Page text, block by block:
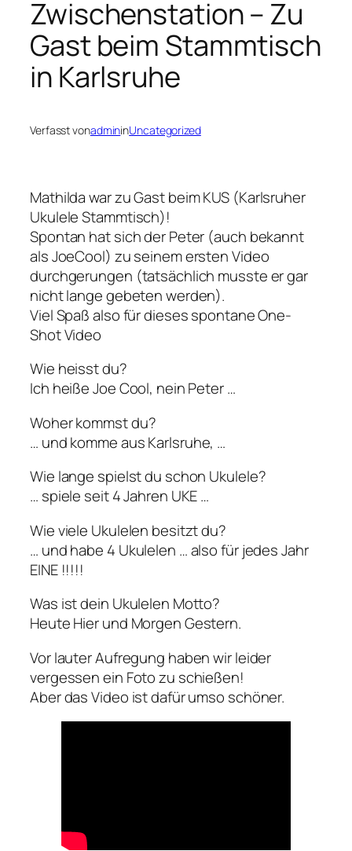
Zwischenstation – Zu
Gast beim Stammtisch
in Karlsruhe
Verfasst vonadmininUncategorized
Mathilda war zu Gast beim KUS (Karlsruher
Ukulele Stammtisch)!
Spontan hat sich der Peter (auch bekannt
als JoeCool) zu seinem ersten Video
durchgerungen (tatsächlich musste er gar
nicht lange gebeten werden).
Viel Spaß also für dieses spontane One-
Shot Video
Wie heisst du?
Ich heiße Joe Cool, nein Peter …
Woher kommst du?
… und komme aus Karlsruhe, …
Wie lange spielst du schon Ukulele?
… spiele seit 4 Jahren UKE …
Wie viele Ukulelen besitzt du?
… und habe 4 Ukulelen … also für jedes Jahr
EINE !!!!!
Was ist dein Ukulelen Motto?
Heute Hier und Morgen Gestern.
Vor lauter Aufregung haben wir leider
vergessen ein Foto zu schießen!
Aber das Video ist dafür umso schöner.